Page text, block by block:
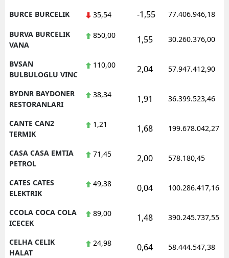
BURCE BURCELIK 35,54 -1,55 77.406.946,18
BURVA BURCELIK
VANA
850,00 1,55 30.260.376,00
BVSAN
BULBULOGLU VINC
110,00 2,04 57.947.412,90
BYDNR BAYDONER
RESTORANLARI
38,34 1,91 36.399.523,46
CANTE CAN2
TERMIK
1,21 1,68 199.678.042,27
CASA CASA EMTIA
PETROL
71,45 2,00 578.180,45
CATES CATES
ELEKTRIK
49,38 0,04 100.286.417,16
CCOLA COCA COLA
ICECEK
89,00 1,48 390.245.737,55
CELHA CELIK
HALAT
24,98 0,64 58.444.547,38